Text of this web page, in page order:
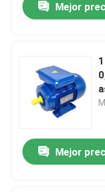
Mejor
Mejor